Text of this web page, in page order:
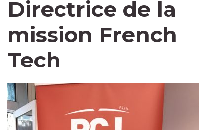
Directrice de la
mission French
Tech